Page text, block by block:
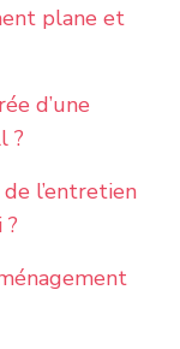
plane et
d’une
?
l’entretien